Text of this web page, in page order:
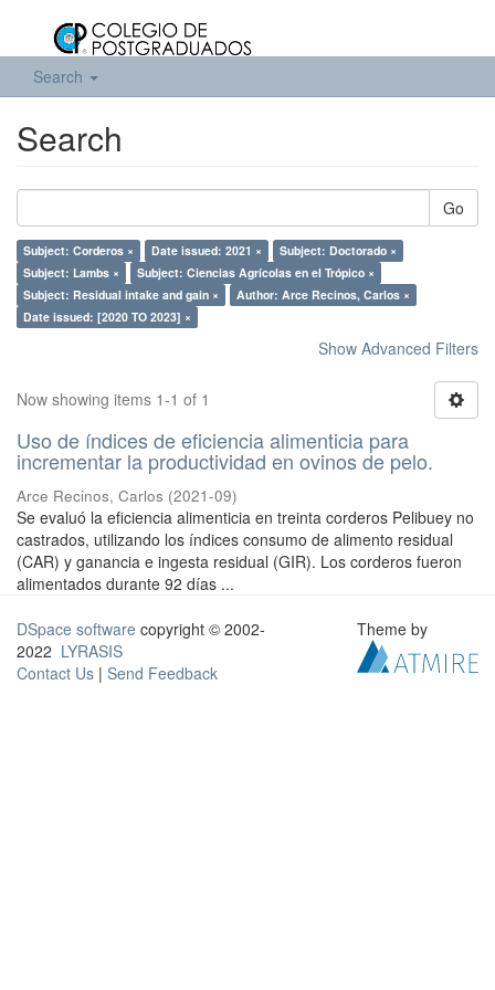
Search
Search
Go
Subject: Corderos × Date issued: 2021 ×
Subject: Doctorado ×
Subject: Lambs ×
Subject: Ciencias Agrícolas en el Trópico ×
Subject: Residual intake and gain ×
Author: Arce Recinos, Carlos ×
Date issued: [2020 TO 2023] ×
Show Advanced Filters
Now showing items 1-1 of 1
Uso de índices de eficiencia alimenticia para
incrementar la productividad en ovinos de pelo.
Arce Recinos, Carlos (2021-09)
Se evaluó la eficiencia alimenticia en treinta corderos Pelibuey no
castrados, utilizando los índices consumo de alimento residual
(CAR) y ganancia e ingesta residual (GIR). Los corderos fueron
alimentados durante 92 días ...
DSpace software copyright © 2002-
2022 LYRASIS
Contact Us | Send Feedback
Theme by